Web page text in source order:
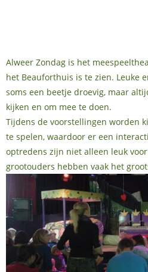
Alweer Zondag is het
het Beauforthuis is te zien. Leuke
soms een beetje droevig, maar
kijken en om mee te doen.
Tijdens de voorstellingen worden
te spelen, waardoor er een
optredens zijn niet alleen leuk
grootouders hebben vaak het